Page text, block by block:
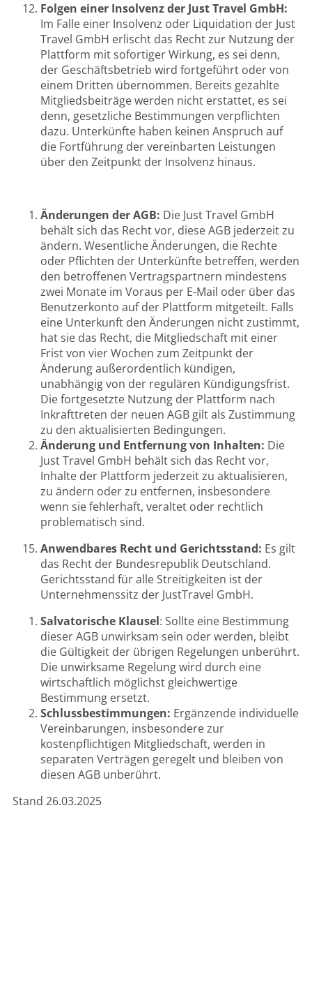
Folgen einer Insolvenz der Just Travel GmbH:
Im Falle einer Insolvenz oder Liquidation der Just
Travel GmbH erlischt das Recht zur Nutzung der
Plattform mit sofortiger Wirkung, es sei denn,
der Geschäftsbetrieb wird fortgeführt oder von
einem Dritten übernommen. Bereits gezahlte
Mitgliedsbeiträge werden nicht erstattet, es sei
denn, gesetzliche Bestimmungen verpflichten
dazu. Unterkünfte haben keinen Anspruch auf
die Fortführung der vereinbarten Leistungen
über den Zeitpunkt der Insolvenz hinaus.
Änderungen der AGB: Die Just Travel GmbH
behält sich das Recht vor, diese AGB jederzeit zu
ändern. Wesentliche Änderungen, die Rechte
oder Pflichten der Unterkünfte betreffen, werden
den betroffenen Vertragspartnern mindestens
zwei Monate im Voraus per E-Mail oder über das
Benutzerkonto auf der Plattform mitgeteilt. Falls
eine Unterkunft den Änderungen nicht zustimmt,
hat sie das Recht, die Mitgliedschaft mit einer
Frist von vier Wochen zum Zeitpunkt der
Änderung außerordentlich kündigen,
unabhängig von der regulären Kündigungsfrist.
Die fortgesetzte Nutzung der Plattform nach
Inkrafttreten der neuen AGB gilt als Zustimmung
zu den aktualisierten Bedingungen.
Änderung und Entfernung von Inhalten: Die
Just Travel GmbH behält sich das Recht vor,
Inhalte der Plattform jederzeit zu aktualisieren,
zu ändern oder zu entfernen, insbesondere
wenn sie fehlerhaft, veraltet oder rechtlich
problematisch sind.
Anwendbares Recht und Gerichtsstand: Es gilt
das Recht der Bundesrepublik Deutschland.
Gerichtsstand für alle Streitigkeiten ist der
Unternehmenssitz der JustTravel GmbH.
Salvatorische Klausel: Sollte eine Bestimmung
dieser AGB unwirksam sein oder werden, bleibt
die Gültigkeit der übrigen Regelungen unberührt.
Die unwirksame Regelung wird durch eine
wirtschaftlich möglichst gleichwertige
Bestimmung ersetzt.
Schlussbestimmungen: Ergänzende individuelle
Vereinbarungen, insbesondere zur
kostenpflichtigen Mitgliedschaft, werden in
separaten Verträgen geregelt und bleiben von
diesen AGB unberührt.
Stand 26.03.2025